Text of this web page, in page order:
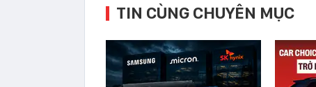
TIN CÙNG CHUYÊN MỤC